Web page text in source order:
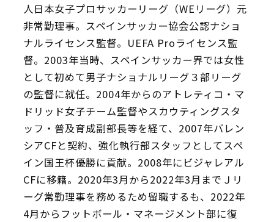
人日本女子プロサッカーリーグ（WEリーグ）元
非常勤理事。スペインサッカー協会公認ナショ
ナルライセンス監督。UEFA Proライセンス監
督。2003年当時、スペインサッカー界では女性
として初めて男子ナショナルリーグ３部リーグ
の監督に就任。2004年からのアトレティコ・マ
ドリッド女子チーム監督やスカウティングスタ
ッフ・普及育成副部長等を経て、2007年バレン
シアCFと契約、強化執行部スタッフとしてスペ
イン国王杯優勝に貢献。2008年にビジャレアル
CFに移籍。2020年3月から2022年3月までＪリ
ーグ常勤理事を務めるため留職するも、2022年
4月からフットボール・マネージメント部に復